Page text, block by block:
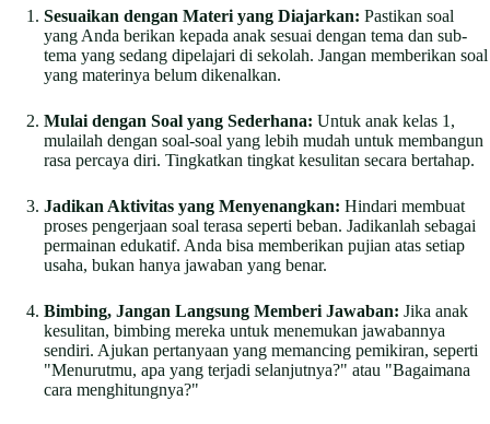
Sesuaikan dengan Materi yang Diajarkan: Pastikan soal
yang Anda berikan kepada anak sesuai dengan tema dan sub-
tema yang sedang dipelajari di sekolah. Jangan memberikan soal
yang materinya belum dikenalkan.
Mulai dengan Soal yang Sederhana: Untuk anak kelas 1,
mulailah dengan soal-soal yang lebih mudah untuk membangun
rasa percaya diri. Tingkatkan tingkat kesulitan secara bertahap.
Jadikan Aktivitas yang Menyenangkan: Hindari membuat
proses pengerjaan soal terasa seperti beban. Jadikanlah sebagai
permainan edukatif. Anda bisa memberikan pujian atas setiap
usaha, bukan hanya jawaban yang benar.
Bimbing, Jangan Langsung Memberi Jawaban: Jika anak
kesulitan, bimbing mereka untuk menemukan jawabannya
sendiri. Ajukan pertanyaan yang memancing pemikiran, seperti
"Menurutmu, apa yang terjadi selanjutnya?" atau "Bagaimana
cara menghitungnya?"